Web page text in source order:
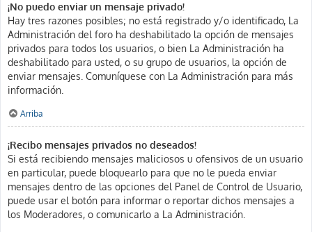
¡No puedo enviar un mensaje privado!
Hay tres razones posibles; no está registrado y/o identificado, La
Administración del foro ha deshabilitado la opción de mensajes
privados para todos los usuarios, o bien La Administración ha
deshabilitado para usted, o su grupo de usuarios, la opción de
enviar mensajes. Comuníquese con La Administración para más
información.
Arriba
¡Recibo mensajes privados no deseados!
Si está recibiendo mensajes maliciosos u ofensivos de un usuario
en particular, puede bloquearlo para que no le pueda enviar
mensajes dentro de las opciones del Panel de Control de Usuario,
puede usar el botón para informar o reportar dichos mensajes a
los Moderadores, o comunicarlo a La Administración.